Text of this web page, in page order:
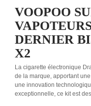
VOOPOO
DERNIER
X2
La cigarette électronique
de la marque, apportant
une innovation
exceptionnelle, ce kit est